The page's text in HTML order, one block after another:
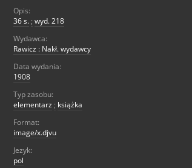
Opis:
36 s. ; wyd. 218
Wydawca:
Rawicz : Nakł. wydawcy
Data wydania:
1908
Typ zasobu:
elementarz ; książka
Format:
image/x.djvu
Jezyk:
pol